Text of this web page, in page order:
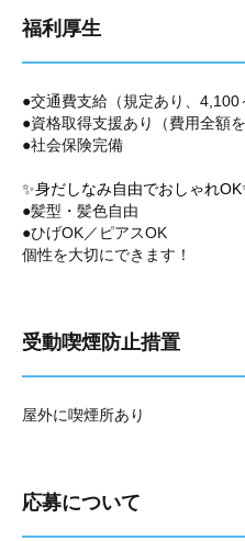
福利厚生
●交通費支給（規定あり、4,100
●資格取得支援あり（費用全額を
●社会保険完備
✨身だしなみ自由でおしゃれ
●髪型・髪色自由
●ひげOK／ピアスOK
個性を大切にできます！
受動喫煙防止措置
屋外に喫煙所あり
応募について